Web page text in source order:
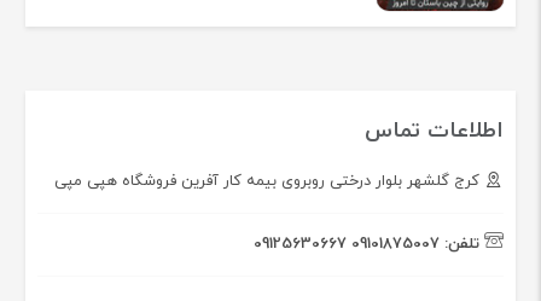
اطلاعات تماس
کرج گلشهر بلوار درختی روبروی بیمه کار آفرین فروشگاه هپی مپی
تلفن: 09101875007
09125630667